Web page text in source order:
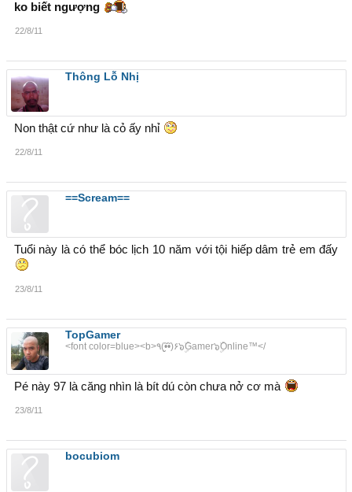
ko biết ngượng
22/8/11
Thông Lỗ Nhị
Non thật cứ như là cỏ ấy nhỉ
22/8/11
==Scream==
Tuổi này là có thể bóc lịch 10 năm với tội hiếp dâm trẻ em đấy
23/8/11
TopGamer
<font color=blue><b>٩(•̮̮̃•̃)۶๖ۣۜGamer๖ۣۜOnline™</
Pé này 97 là căng nhìn là bít dú còn chưa nở cơ mà
23/8/11
bocubiom